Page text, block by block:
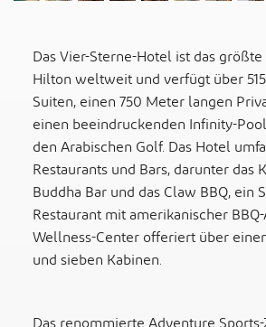
Das Vier-Sterne-Hotel ist das
Hilton weltweit und verfügt über
Suiten, einen 750 Meter langen
einen beeindruckenden Infinity-
den Arabischen Golf. Das Hotel
Restaurants und Bars, darunter das
Buddha Bar und das Claw BBQ, ein
Restaurant mit amerikanischer
Wellness-Center offeriert über
und sieben Kabinen.